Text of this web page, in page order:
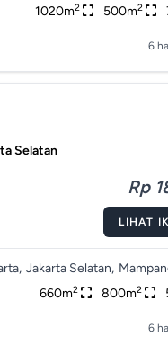
1020m2 500m2
6
Selatan
Rp
LIHAT
Jakarta Selatan,
660m2 800m2
6